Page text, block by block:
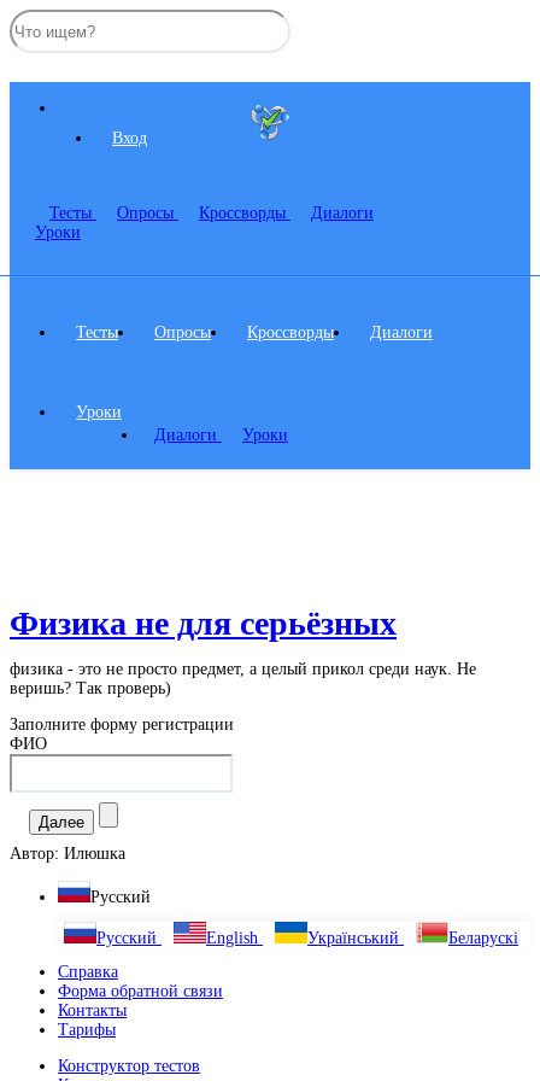
Вход
Тесты Опросы Кроссворды
Диалоги
Уроки
Тесты Опросы Кроссворды Диалоги
Уроки
Диалоги
Уроки
Физика не для серьёзных
физика - это не просто предмет, а целый прикол среди наук. Не
веришь? Так проверь)
Заполните форму регистрации
ФИО
Автор: Илюшка
Русский
Русский English Український
Беларускі
Справка
Форма обратной связи
Контакты
Тарифы
Конструктор тестов